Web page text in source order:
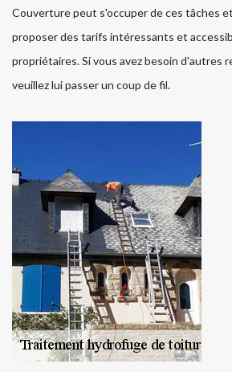
Couverture peut s'occuper de ces tâches
proposer des tarifs intéressants et
propriétaires. Si vous avez besoin d'autres
veuillez lui passer un coup de fil.